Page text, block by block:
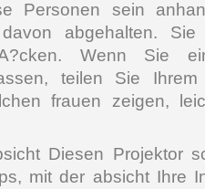
Personen sein
davon abgehalten.
Wenn Sie
teilen Sie
frauen zeigen,
Diesen Projektor
mit der absicht Ihre